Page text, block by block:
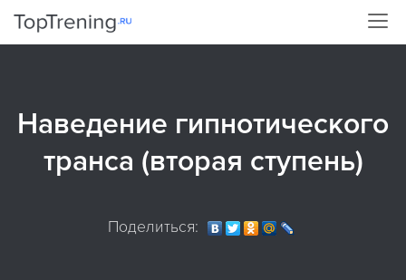
Наведение гипнотического
транса (вторая ступень)
Поделиться: